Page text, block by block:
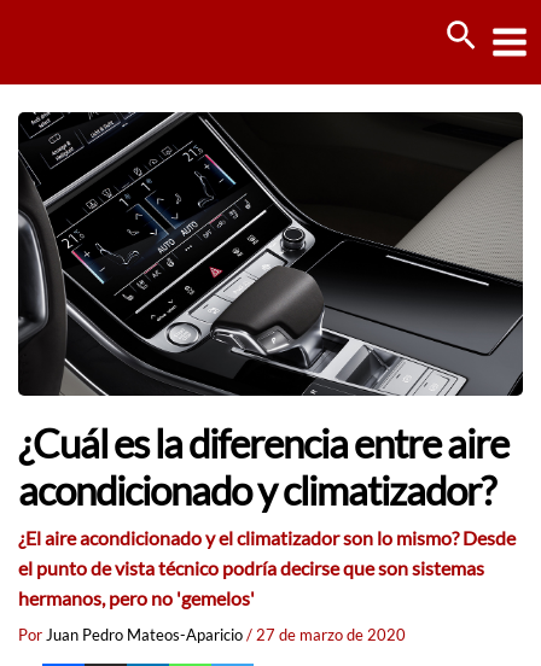
¿Cuál es la diferencia entre aire
acondicionado y climatizador?
¿El aire acondicionado y el climatizador son lo mismo? Desde
el punto de vista técnico podría decirse que son sistemas
hermanos, pero no 'gemelos'
Por Juan Pedro Mateos-Aparicio/ 27 de marzo de 2020